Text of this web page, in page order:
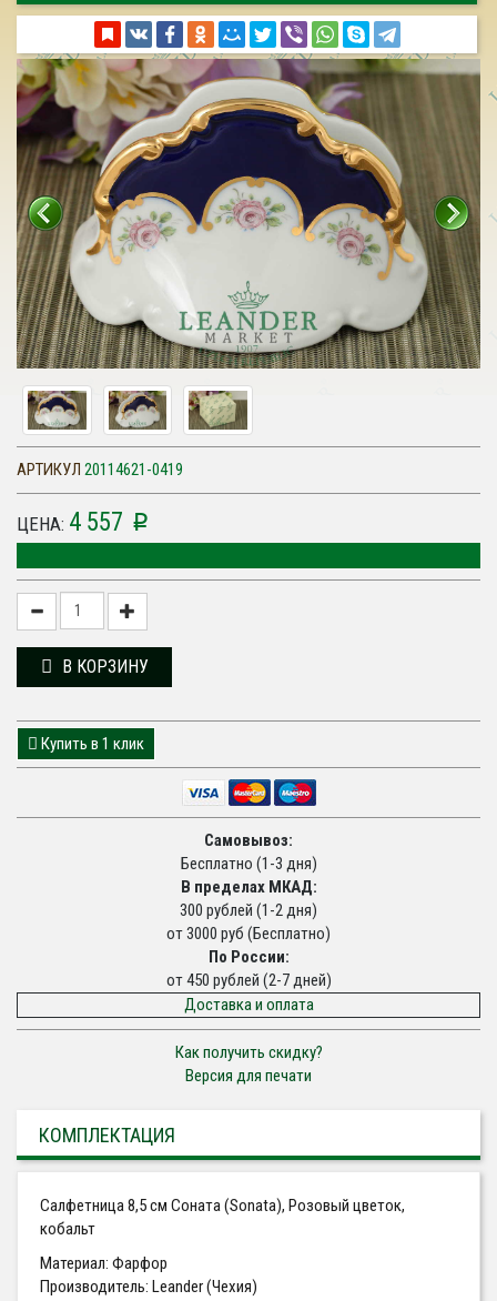
АРТИКУЛ 20114621-0419
ЦЕНА: 4 557 p
В КОРЗИНУ
Купить в 1 клик
Самовывоз:
Бесплатно (1-3 дня)
В пределах МКАД:
300 рублей (1-2 дня)
от 3000 руб (Бесплатно)
По России:
от 450 рублей (2-7 дней)
Доставка и оплата
Как получить скидку?
Версия для печати
КОМПЛЕКТАЦИЯ
Салфетница 8,5 см Соната (Sonata), Розовый цветок,
кобальт
Материал: Фарфор
Производитель: Leander (Чехия)